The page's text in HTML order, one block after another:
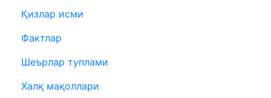
Қизлар исми
Фактлар
Шеърлар туплами
Халқ мақоллари